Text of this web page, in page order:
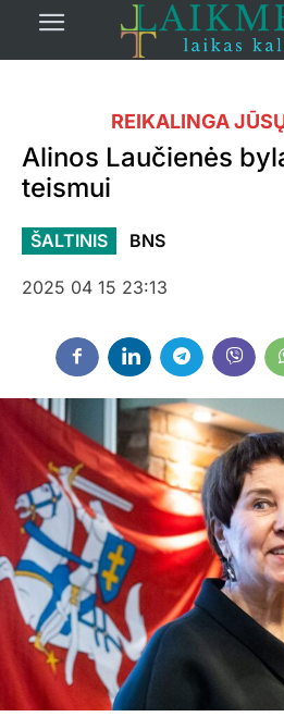
REIKALINGA
Alinos Laučienės
teismui
ŠALTINIS BNS
2025 04 15 23:13